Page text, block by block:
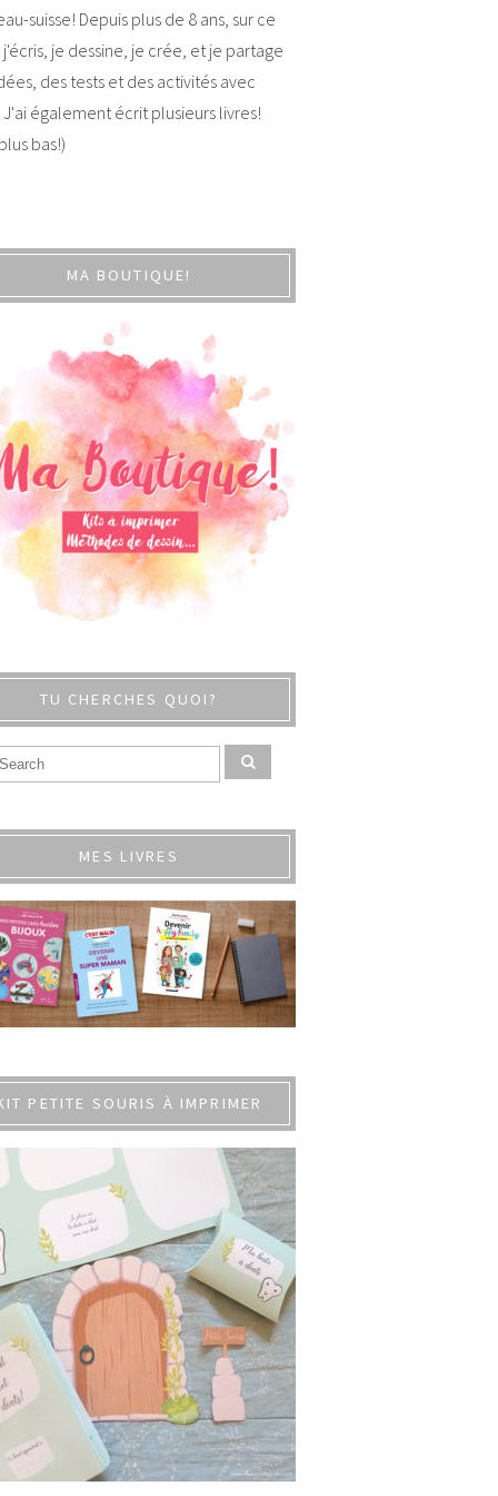
suisse! Depuis plus de 8 ans, sur ce
je dessine, je crée, et je partage
des tests et des activités avec
J'ai également écrit plusieurs livres!
bas!)
MA BOUTIQUE!
TU CHERCHES QUOI?
MES LIVRES
PETITE SOURIS À IMPRIMER